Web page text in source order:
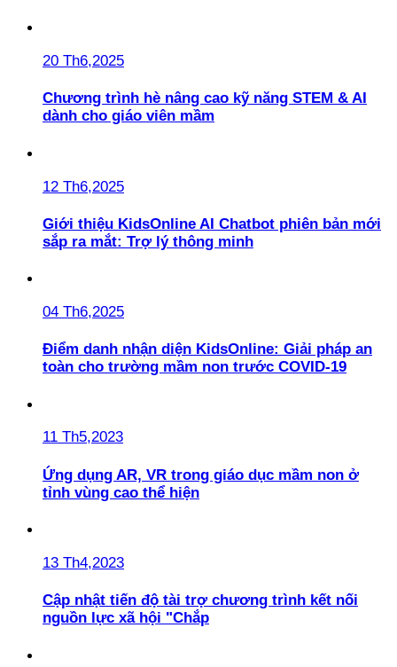
20 Th6,2025
Chương trình hè nâng cao kỹ năng STEM & AI
dành cho giáo viên mầm
12 Th6,2025
Giới thiệu KidsOnline AI Chatbot phiên bản mới
sắp ra mắt: Trợ lý thông minh
04 Th6,2025
Điểm danh nhận diện KidsOnline: Giải pháp an
toàn cho trường mầm non trước COVID-19
11 Th5,2023
Ứng dụng AR, VR trong giáo dục mầm non ở
tỉnh vùng cao thể hiện
13 Th4,2023
Cập nhật tiến độ tài trợ chương trình kết nối
nguồn lực xã hội "Chắp